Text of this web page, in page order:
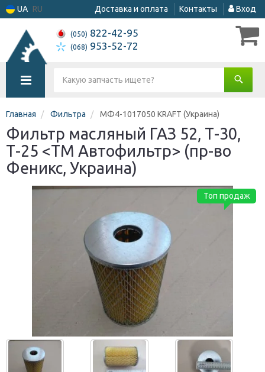
UA RU Доставка и оплата Контакты Вход
(050) 822-42-95
(068) 953-52-72
Главная Фильтра МФ4-1017050 KRAFT (Украина)
Фильтр масляный ГАЗ 52, Т-30,
Т-25 <TM Автофильтр> (пр-во
Феникс, Украина)
Топ продаж